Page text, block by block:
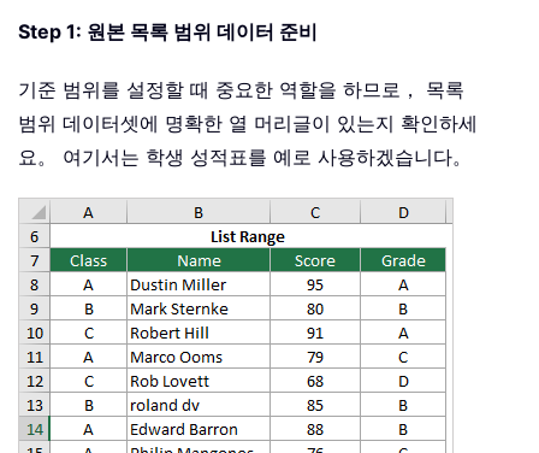
Step 1: 원본 목록 범위 데이터 준비
기준 범위를 설정할 때 중요한 역할을 하므로， 목록
범위 데이터셋에 명확한 열 머리글이 있는지 확인하세
요。 여기서는 학생 성적표를 예로 사용하겠습니다。